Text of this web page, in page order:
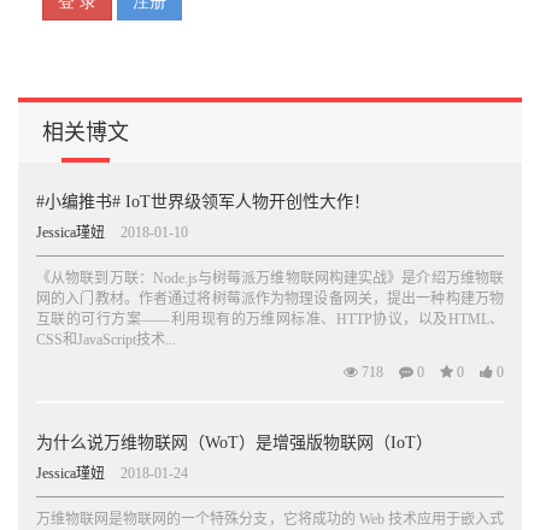
1.4.3 快速且易于部署、维护与集成
............................................................ 24
1.4.6 万维物联网的弊端
1.5 总结
2 你好，万维物联网...................................................................27
2.1 初识万维物联网设备
.................................................................................... 28
2.1.1 主角登场：树莓派
.................................................. 30
2.2.1 第1 部分——Web 作为用户界面
.................................................... 30
2.2.2 第2 部分——Web 作为API
相关博文
#小编推书# IoT世界级领军人物开创性大作！
Jessica瑾妞 2018-01-10
《从物联到万联：Node.js与树莓派万维物联网构建实战》是介绍万维物联
网的入门教材。作者通过将树莓派作为物理设备网关，提出一种构建万物
互联的可行方案——利用现有的万维网标准、HTTP协议，以及HTML、
CSS和JavaScript技术...
718
0 0 0
为什么说万维物联网（WoT）是增强版物联网（IoT）
Jessica瑾妞 2018-01-24
万维物联网是物联网的一个特殊分支，它将成功的 Web 技术应用于嵌入式